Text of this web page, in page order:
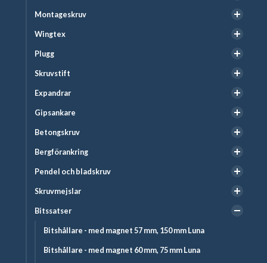
Montageskruv
Wingtex
Plugg
Skruvstift
Expandrar
Gipsankare
Betongskruv
Bergförankring
Pendel och bladskruv
Skruvmejslar
Bitssatser
Bitshållare - med magnet 57 mm, 150 mm Luna
Bitshållare - med magnet 60 mm, 75 mm Luna